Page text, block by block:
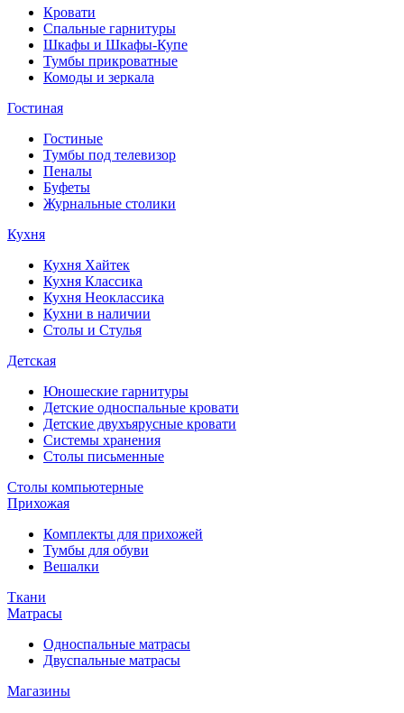
Кровати
Спальные гарнитуры
Шкафы и Шкафы-Купе
Тумбы прикроватные
Комоды и зеркала
Гостиная
Гостиные
Тумбы под телевизор
Пеналы
Буфеты
Журнальные столики
Кухня
Кухня Хайтек
Кухня Классика
Кухня Неоклассика
Кухни в наличии
Столы и Стулья
Детская
Юношеские гарнитуры
Детские односпальные кровати
Детские двухъярусные кровати
Системы хранения
Столы письменные
Столы компьютерные
Прихожая
Комплекты для прихожей
Тумбы для обуви
Вешалки
Ткани
Матрасы
Односпальные матрасы
Двуспальные матрасы
Магазины